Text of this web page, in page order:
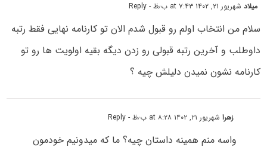
میلادشهریور ۲۱, ۱۴۰۲ at ۷:۴۳ ب٫ظ - Reply
سلام من انتخاب اولم رو قبول شدم الان تو کارنامه نهایی فقط رتبه
داوطلب و آخرین رتبه قبولی رو زدن دیگه بقیه اولویت ها رو تو
کارنامه نشون نمیدن دلیلش چیه ؟
زهراشهریور ۲۱, ۱۴۰۲ at ۸:۲۸ ب٫ظ - Reply
واسه منم همینه داستان چیه؟ ما که میدونیم خودمون